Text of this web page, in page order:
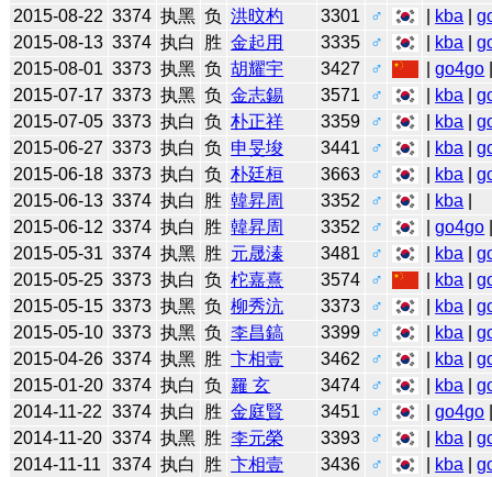
2015-08-22 3374 执黑 负 洪旼杓 3301 ♂ kba |
2015-08-13 3374 执白 胜 金起用 3335 ♂ kba |
2015-08-01 3373 执黑 负 胡耀宇 3427 ♂ |go4go
2015-07-17 3373 执黑 负 金志錫 3571 ♂ kba |
2015-07-05 3373 执白 负 朴正祥 3359 ♂ kba |
2015-06-27 3373 执白 负 申旻埈 3441 ♂ kba |
2015-06-18 3373 执白 负 朴廷桓 3663 ♂ kba |
2015-06-13 3374 执白 胜 韓昇周 3352 ♂ kba
2015-06-12 3374 执白 胜 韓昇周 3352 ♂ |go4go
2015-05-31 3374 执黑 胜 元晟溱 3481 ♂ kba |
2015-05-25 3373 执白 负 柁嘉熹 3574 ♂ kba |
2015-05-15 3373 执黑 负 柳秀沆 3373 ♂ kba |
2015-05-10 3373 执黑 负 李昌鎬 3399 ♂ kba |
2015-04-26 3374 执黑 胜 卞相壹 3462 ♂ kba |
2015-01-20 3374 执白 负 羅 玄 3474 ♂ kba |
2014-11-22 3374 执白 胜 金庭賢 3451 ♂ |go4go
2014-11-20 3374 执黑 胜 李元榮 3393 ♂ kba |
2014-11-11
3374 执白 胜 卞相壹 3436 ♂ kba |